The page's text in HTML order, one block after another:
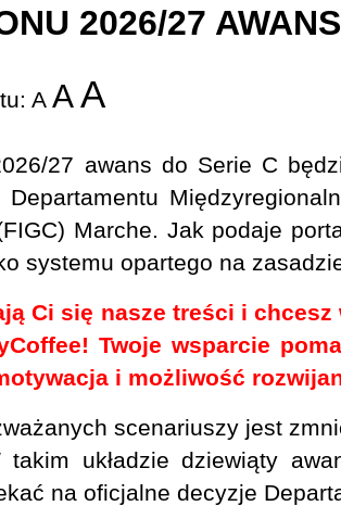
2026/27
A AA
27 awans do Serie C
Departamentu
Marche. Jak podaje
systemu opartego na
Ci się nasze treści i
Twoje wsparcie
i możliwość
scenariuszy jest
takim układzie dziewiąty
na oficjalne decyzje